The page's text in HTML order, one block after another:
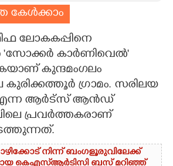
ലോകകപ്പിനെ
'സോക്കർ കാർണിവെൽ'
കുന്ദമംഗലം
കുരിക്കത്തൂർ ഗ്രാമം. സരിലയ
എന്ന ആർട്സ് ആൻഡ്
പ്രവർത്തകരാണ്
നിന്ന് ബംഗളൂരുവിലേക്ക്
കെഎസ്‌ആർടിസി ബസ് മറിഞ്ഞ്